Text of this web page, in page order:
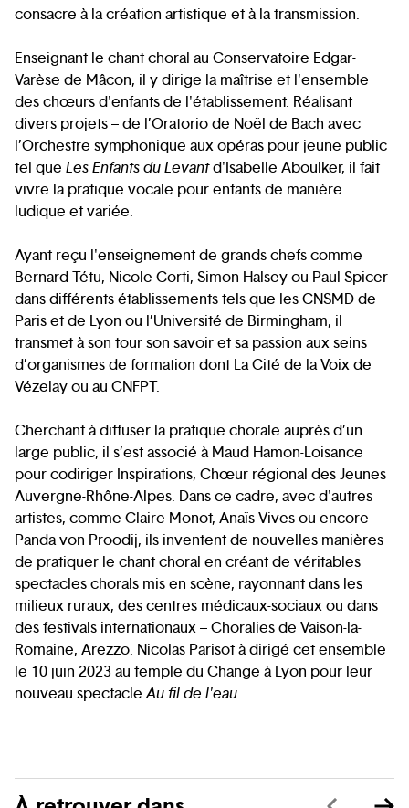
consacre à la création artistique et à la transmission.
Enseignant le chant choral au Conservatoire Edgar-
Varèse de Mâcon, il y dirige la maîtrise et l'ensemble
des chœurs d'enfants de l'établissement. Réalisant
divers projets – de l’Oratorio de Noël de Bach avec
l’Orchestre symphonique aux opéras pour jeune public
tel que Les Enfants du Levantd'Isabelle Aboulker, il fait
vivre la pratique vocale pour enfants de manière
ludique et variée.
Ayant reçu l'enseignement de grands chefs comme
Bernard Tétu, Nicole Corti, Simon Halsey ou Paul Spicer
dans différents établissements tels que les CNSMD de
Paris et de Lyon ou l’Université de Birmingham, il
transmet à son tour son savoir et sa passion aux seins
d’organismes de formation dont La Cité de la Voix de
Vézelay ou au CNFPT.
Cherchant à diffuser la pratique chorale auprès d’un
large public, il s’est associé à Maud Hamon-Loisance
pour codiriger Inspirations, Chœur régional des Jeunes
Auvergne-Rhône-Alpes. Dans ce cadre, avec d'autres
artistes, comme Claire Monot, Anaïs Vives ou encore
Panda von Proodij, ils inventent de nouvelles manières
de pratiquer le chant choral en créant de véritables
spectacles chorals mis en scène, rayonnant dans les
milieux ruraux, des centres médicaux-sociaux ou dans
des festivals internationaux – Choralies de Vaison-la-
Romaine, Arezzo. Nicolas Parisot à dirigé cet ensemble
le 10 juin 2023 au temple du Change à Lyon pour leur
nouveau spectacleAu fil de l'eau.